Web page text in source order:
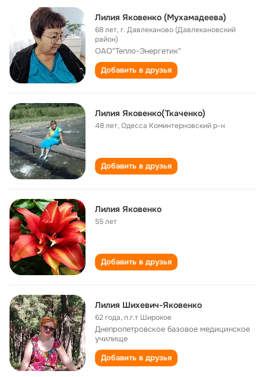
Лилия Яковенко (Мухамадеева)
68 лет,г. Давлеканово (Давлекановский
район)
ОАО"Тепло-Энергетик"
Добавить в друзья
Лилия Яковенко(Ткаченко)
48 лет,Одесса Коминтерновский р-н
Добавить в друзья
Лилия Яковенко
55 лет
Добавить в друзья
Лилия Шихевич-Яковенко
62 года,п.г.т Широкое
Днепропетровское базовое медицинское
училище
Добавить в друзья